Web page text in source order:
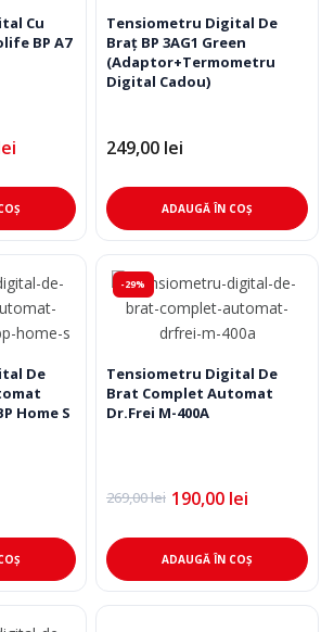
Cu
BP A7
Tensiometru Digital De
Braţ BP 3AG1 Green
(Adaptor+Termometru
Digital Cadou)
249,00 lei
ADAUGĂ ÎN COȘ
De
Home S
-29%
Tensiometru Digital De
Brat Complet Automat
Dr.Frei M-400A
269,00lei
Prețul
a
fost:
269,00 lei.
190,00 lei
Prețul
este:
190,00 lei.ADAUGĂ ÎN COȘ